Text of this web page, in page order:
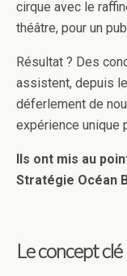
cirque avec le
théâtre, pour un
Résultat ? Des
assistent, depuis
déferlement de
expérience unique
Ils ont mis au
Stratégie Océan
Le concept